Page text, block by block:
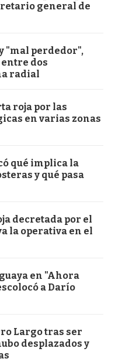
general de
"mal perdedor",
dos
radial
roja por las
en varias zonas
qué implica la
y qué pasa
decretada por el
la operativa en el
en "Ahora
a Darío
Largo tras ser
desplazados y